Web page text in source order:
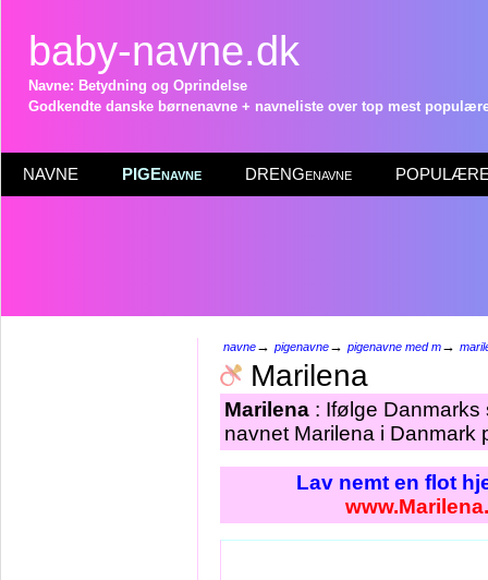
baby-navne.dk
Navne: Betydning og Oprindelse
Godkendte danske børnenavne + navneliste over top mest
NAVNE PIGEnavne DRENGenavne POPULÆRE
navne→ pigenavne→ pigenavne med m→
Marilena
Marilena : Ifølge Danmarks
navnet Marilena i Danmark
Lav nemt en flot